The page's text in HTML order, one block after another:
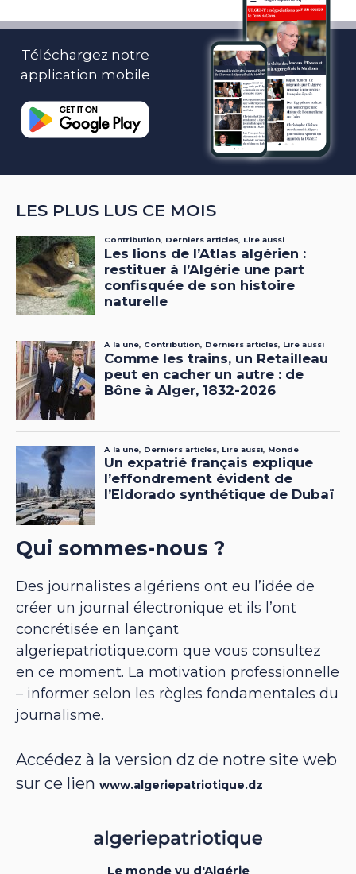
Téléchargez notre
application mobile
LES PLUS LUS CE MOIS
Qui sommes-nous ?
Des journalistes algériens ont eu l’idée de
créer un journal électronique et ils l’ont
concrétisée en lançant
algeriepatriotique.com que vous consultez
en ce moment. La motivation professionnelle
– informer selon les règles fondamentales du
journalisme.
Accédez à la version dz de notre site web
sur ce lien www.algeriepatriotique.dz
Le monde vu d'Algérie